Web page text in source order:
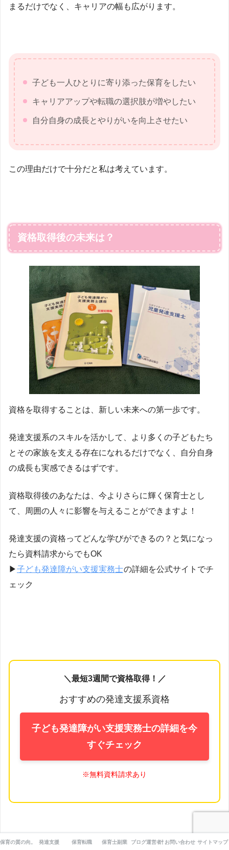
まるだけでなく、キャリアの幅も広がります。
子ども一人ひとりに寄り添った保育をしたい
キャリアアップや転職の選択肢が増やしたい
自分自身の成長とやりがいを向上させたい
この理由だけで十分だと私は考えています。
資格取得後の未来は？
資格を取得することは、新しい未来への第一歩です。
発達支援系のスキルを活かして、より多くの子どもたち
とその家族を支える存在になれるだけでなく、自分自身
の成長も実感できるはずです。
資格取得後のあなたは、今よりさらに輝く保育士とし
て、周囲の人々に影響を与えることができますよ！
発達支援の資格ってどんな学びができるの？と気になっ
たら資料請求からでもOK
▶子ども発達障がい支援実務士の詳細を公式サイトでチ
ェック
＼最短3週間で資格取得！／
おすすめの発達支援系資格
子ども発達障がい支援実務士の詳細を今
すぐチェック
※無料資料請求あり
保育の質の向上 発達支援 保育転職 保育士副業 ブログ運営者情報お問い合わせ サイトマップ